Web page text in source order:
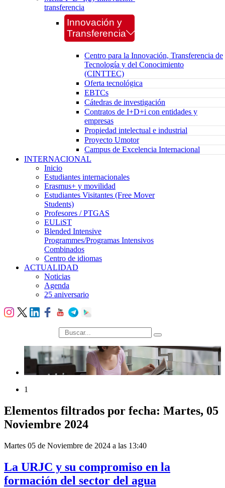
transferencia
Innovación y
Transferencia
Centro para la Innovación, Transferencia de
Tecnología y del Conocimiento
(CINTTEC)
Oferta tecnológica
EBTCs
Cátedras de investigación
Contratos de I+D+i con entidades y
empresas
Propiedad intelectual e industrial
Proyecto Umotor
Campus de Excelencia Internacional
INTERNACIONAL
Inicio
Estudiantes internacionales
Erasmus+ y movilidad
Estudiantes Visitantes (Free Mover
Students)
Profesores / PTGAS
EULiST
Blended Intensive
Programmes/Programas Intensivos
Combinados
Centro de idiomas
ACTUALIDAD
Noticias
Agenda
25 aniversario
búsqueda
1
Elementos filtrados por fecha: Martes, 05
Noviembre 2024
Martes 05 de Noviembre de 2024 a las 13:40
La URJC y su compromiso en la
formación del sector del agua